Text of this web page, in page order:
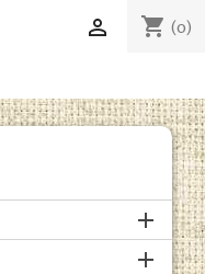
shopping_cart (0)


